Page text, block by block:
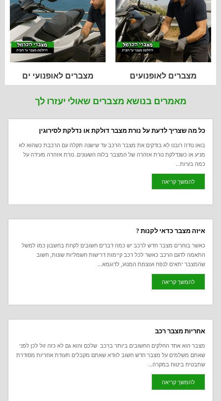
מצברים לאופנועים מצברים לאופנועי ים
מאמרים בנושא מצברים שאולי יעזרו לך
כל מה שצריך לדעת על נורת מצבר דולקת או נדלקת לסירוגין
בואו נודה רובנו לא בודקים את מצבר הרכב עד שישנה תקלה עם הרכבת כשהוא לא
מניע או כשנדלקת נורת אזהרה של המצבר בלוח השעונים. נורת אזהרה מעידה על
כמה בעיות...
להמשך קריאה
איזה מצבר כדאי לקנות ?
כאשר בוחרים מצבר חדש לרכב יש כמה דברים חשובים לקחת בחשבון כמו למשל
התאמה לדגם הרכב כאשר לכל רכב קיימות דרישות חשמליות שונות, חשוב
שהמצבר יתאים לנפח ועוצמת המנוע, לדוגמא...
להמשך קריאה
אחריות מצבר רכב
מצבר הוא אחד החלקים החשובים ביותר ברכב שלכם והוא גם לא כזה זול לכן לפני
שאתם משלמים על מצבר חדש חשוב לוודא שאתם מקבלים תעודת אחריות מסודרת
שתבטיח ביטוח במקרה...
להמשך קריאה